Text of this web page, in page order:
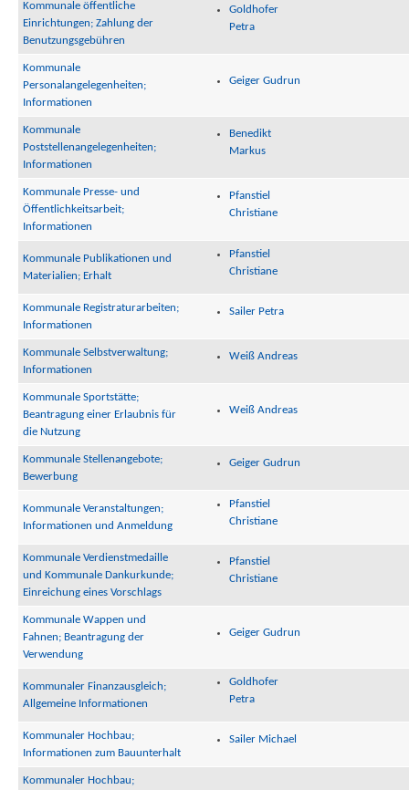
Kommunale öffentliche
Einrichtungen; Zahlung der
Benutzungsgebühren
Goldhofer
Petra
Kommunale
Personalangelegenheiten;
Informationen
Geiger Gudrun
Kommunale
Poststellenangelegenheiten;
Informationen
Benedikt
Markus
Kommunale Presse- und
Öffentlichkeitsarbeit;
Informationen
Pfanstiel
Christiane
Kommunale Publikationen und
Materialien; Erhalt
Pfanstiel
Christiane
Kommunale Registraturarbeiten;
Informationen
Sailer Petra
Kommunale Selbstverwaltung;
Informationen
Weiß Andreas
Kommunale Sportstätte;
Beantragung einer Erlaubnis für
die Nutzung
Weiß Andreas
Kommunale Stellenangebote;
Bewerbung
Geiger Gudrun
Kommunale Veranstaltungen;
Informationen und Anmeldung
Pfanstiel
Christiane
Kommunale Verdienstmedaille
und Kommunale Dankurkunde;
Einreichung eines Vorschlags
Pfanstiel
Christiane
Kommunale Wappen und
Fahnen; Beantragung der
Verwendung
Geiger Gudrun
Kommunaler Finanzausgleich;
Allgemeine Informationen
Goldhofer
Petra
Kommunaler Hochbau;
Informationen zum Bauunterhalt
Sailer Michael
Kommunaler Hochbau;